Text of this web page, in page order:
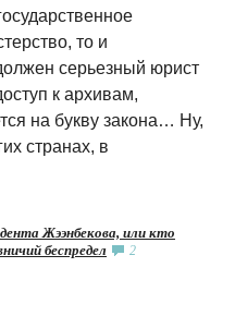
то и
серьезный юрист
к архивам,
на букву закона… Ну,
странах, в
Жээнбекова, или кто
беспредел
2